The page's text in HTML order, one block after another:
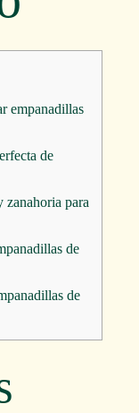
empanadillas
de
zanahoria para
de
de